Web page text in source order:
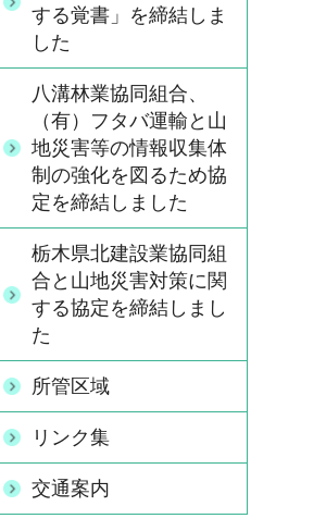
する覚書」を締結しま
した
八溝林業協同組合、
（有）フタバ運輸と山
地災害等の情報収集体
制の強化を図るため協
定を締結しました
栃木県北建設業協同組
合と山地災害対策に関
する協定を締結しまし
た
所管区域
リンク集
交通案内